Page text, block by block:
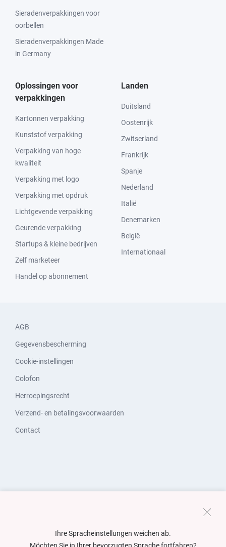
Sieradenverpakkingen voor
oorbellen
Sieradenverpakkingen Made
in Germany
Oplossingen voor
verpakkingen
Kartonnen verpakking
Kunststof verpakking
Verpakking van hoge
kwaliteit
Verpakking met logo
Verpakking met opdruk
Lichtgevende verpakking
Geurende verpakking
Startups & kleine bedrijven
Zelf marketeer
Handel op abonnement
Landen
Duitsland
Oostenrijk
Zwitserland
Frankrijk
Spanje
Nederland
Italië
Denemarken
België
Internationaal
AGB
Gegevensbescherming
Cookie-instellingen
Colofon
Herroepingsrecht
Verzend- en betalingsvoorwaarden
Contact
Ihre Spracheinstellungen weichen ab.